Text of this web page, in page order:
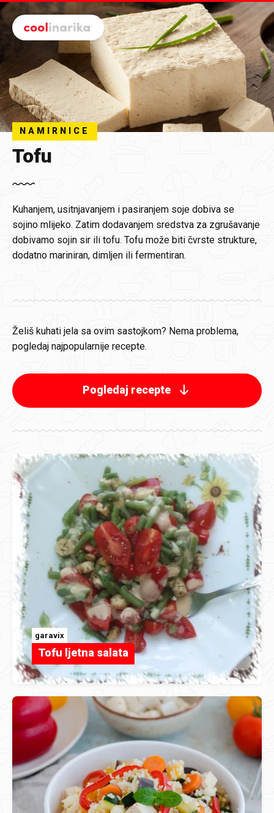
Preskoči na glavni sadržaj
NAMIRNICE
Tofu
Kuhanjem, usitnjavanjem i pasiranjem soje dobiva se
sojino mlijeko. Zatim dodavanjem sredstva za zgrušavanje
dobivamo sojin sir ili tofu. Tofu može biti čvrste strukture,
dodatno mariniran, dimljen ili fermentiran.
Želiš kuhati jela sa ovim sastojkom? Nema problema,
pogledaj najpopularnije recepte.
Pogledaj recepte
garavix
Tofu ljetna salata